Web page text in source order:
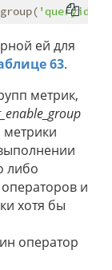
'queryid'
ей для
63.
метрик,
метрики
либо
и
хотя бы
оператор